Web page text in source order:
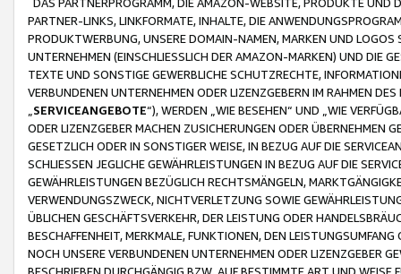
PARTNER-LINKS, LINKFORMATE, INHALTE, DIE
PRODUKTWERBUNG, UNSERE DOMAIN-NAMEN, MARKEN UND
UNTERNEHMEN (EINSCHLIESSLICH DER AMAZON-MARKEN) UND DIE
TEXTE UND SONSTIGE GEWERBLICHE SCHUTZRECHTE,
VERBUNDENEN UNTERNEHMEN ODER LIZENZGEBERN IM RAHMEN
SERVICEANGEBOTE“), WERDEN „WIE BESEHEN“ UND „WIE
ODER LIZENZGEBER MACHEN ZUSICHERUNGEN ODER ÜBERNEHMEN
GESETZLICH ODER IN SONSTIGER WEISE, IN BEZUG AUF DIE
SCHLIESSEN JEGLICHE GEWÄHRLEISTUNGEN IN BEZUG AUF DIE
GEWÄHRLEISTUNGEN BEZÜGLICH RECHTSMÄNGELN,
VERWENDUNGSZWECK, NICHTVERLETZUNG SOWIE
ÜBLICHEN GESCHÄFTSVERKEHR, DER LEISTUNG ODER
BESCHAFFENHEIT, MERKMALE, FUNKTIONEN, DEN
NOCH UNSERE VERBUNDENEN UNTERNEHMEN ODER LIZENZGEBER